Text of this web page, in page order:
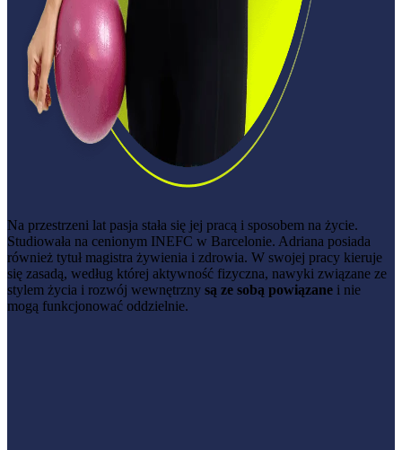
Na przestrzeni lat pasja stała się jej pracą i sposobem na życie.
Studiowała na cenionym INEFC w Barcelonie. Adriana posiada
również tytuł magistra żywienia i zdrowia. ⁠W swojej pracy kieruje
się zasadą, według której aktywność fizyczna, nawyki związane ze
stylem życia i rozwój wewnętrzny są ze sobą powiązane i nie
mogą funkcjonować oddzielnie.